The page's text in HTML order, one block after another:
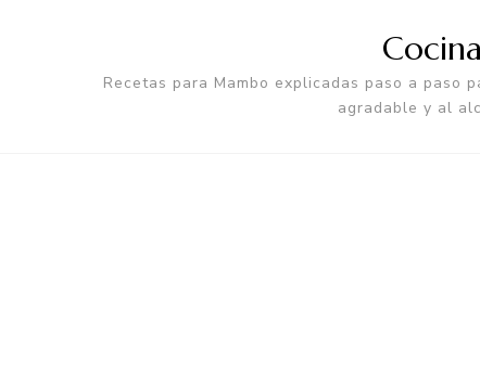
Recetas para Mambo explicadas paso a paso
agradable y al